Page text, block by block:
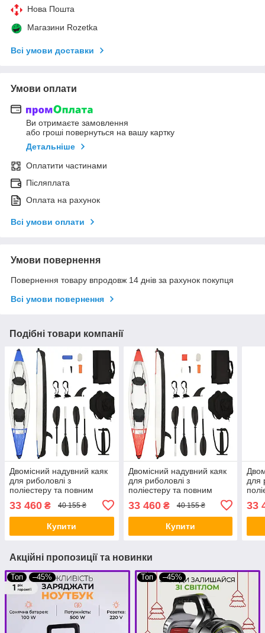
Нова Пошта
Магазини Rozetka
Всі умови доставки
Умови оплати
Ви отримаєте замовлення
або гроші повернуться на вашу картку
Детальніше
Оплатити частинами
Післяплата
Оплата на рахунок
Всі умови оплати
Умови повернення
Повернення товару впродовж 14 днів за рахунок покупця
Всі умови повернення
Подібні товари компанії
Двомісний надувний каяк
для риболовлі з
поліестеру та повним
комплектом 424x81x31 см
Синій BIC
33 460 ₴ 40 155 ₴
Купити
Двомісний надувний каяк
для риболовлі з
поліестеру та повним
комплектом 424x81x31 см
Червоний BIC
33 460₴ 40 155 ₴
Купити
для
33
Акційні пропозиції та новинки
Топ –45% Топ –45%